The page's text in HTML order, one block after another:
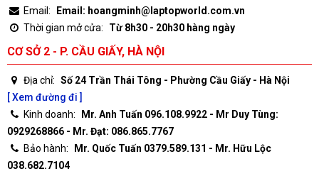
Email:
Email: hoangminh@laptopworld.com.vn
Thời gian mở cửa:
Từ 8h30 - 20h30 hàng ngày
CƠ SỞ 2 - P. CẦU GIẤY, HÀ NỘI
Địa chỉ: Số 24 Trần Thái Tông - Phường Cầu Giấy - Hà Nội
[ Xem đường đi ]
Kinh doanh:
Mr. Anh Tuấn 096.108.9922 - Mr Duy Tùng:
0929268866 - Mr. Đạt: 086.865.7767
Bảo hành:
Mr. Quốc Tuấn 0379.589.131 - Mr. Hữu Lộc
038.682.7104